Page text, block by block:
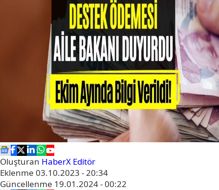
Oluşturan HaberX Editör
Eklenme 03.10.2023 - 20:34
Güncellenme 19.01.2024 - 00:22